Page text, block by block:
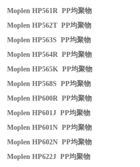
Moplen HP561R PP均聚物
Moplen HP562T PP均聚物
Moplen HP563S PP均聚物
Moplen HP564R PP均聚物
Moplen HP565K PP均聚物
Moplen HP568S PP均聚物
Moplen HP600R PP均聚物
Moplen HP601J PP均聚物
Moplen HP601N PP均聚物
Moplen HP602N PP均聚物
Moplen HP622J PP均聚物